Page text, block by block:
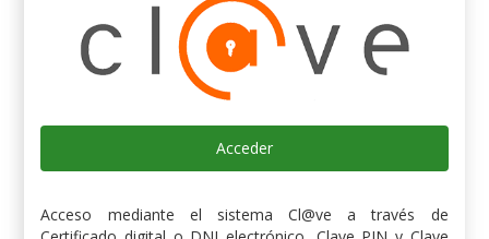
Acceder
Acceso mediante el sistema Cl@ve a través de